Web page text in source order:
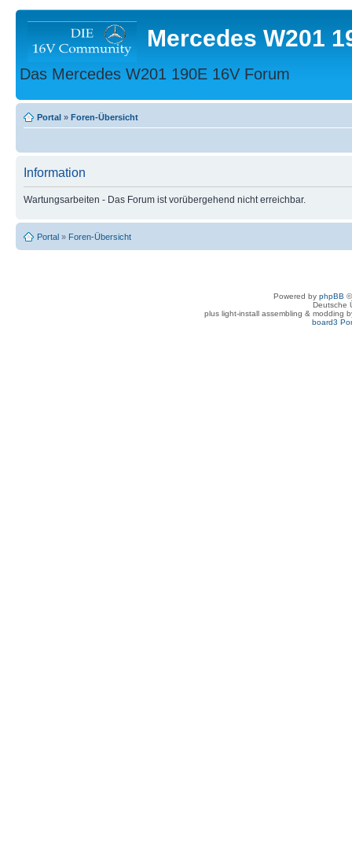
Mercedes W201
Das Mercedes W201 190E 16V Forum
Portal » Foren-Übersicht
Information
Wartungsarbeiten - Das Forum ist vorübergehend nicht erreichbar.
Portal » Foren-Übersicht
Powered by phpBB
Deutsche
plus light-install assembling & modding
board3